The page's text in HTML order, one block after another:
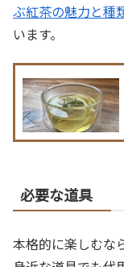
ぶ紅茶の魅力と種
います。
必要な道具
本格的に楽しむな